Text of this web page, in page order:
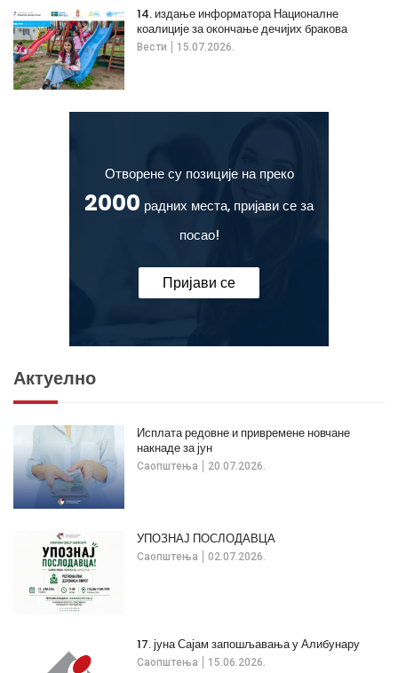
Вести 15.07.2026.
14. издање информатора Националне
коалиције за окончање дечијих бракова
Отворене су позиције на преко
2000 радних места, пријави се за
посао!
Пријави се
Актуелно
Саопштења 20.07.2026.
Исплата редовне и привремене новчане
накнаде за јун
Саопштења 02.07.2026.
УПОЗНАЈ ПОСЛОДАВЦА
Саопштења 15.06.2026.
17. јуна Сајам запошљавања у Алибунару